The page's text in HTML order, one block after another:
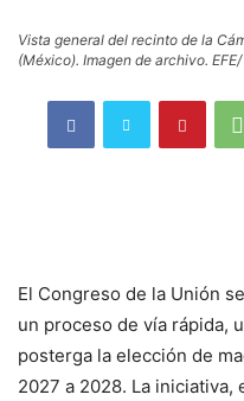
Vista general del recinto de la
(México). Imagen de archivo.
El Congreso de la Unión
un proceso de vía rápida,
posterga la elección de
2027 a 2028. La